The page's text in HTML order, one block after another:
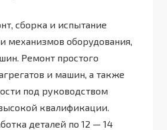
сборка и испытание
механизмов оборудования,
Ремонт простого
и машин, а также
под руководством
квалификации.
деталей по 12 — 14